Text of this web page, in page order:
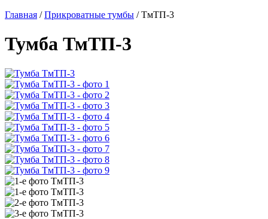
Главная / Прикроватные тумбы / ТмТП-3
Тумба ТмТП-3